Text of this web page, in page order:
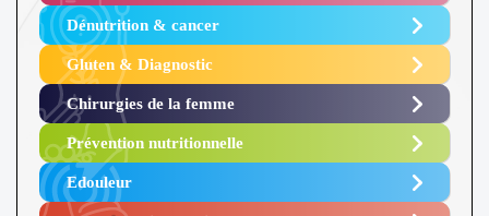
Dénutrition & cancer
Gluten & Diagnostic
Chirurgies de la femme
Prévention nutritionnelle
Edouleur​